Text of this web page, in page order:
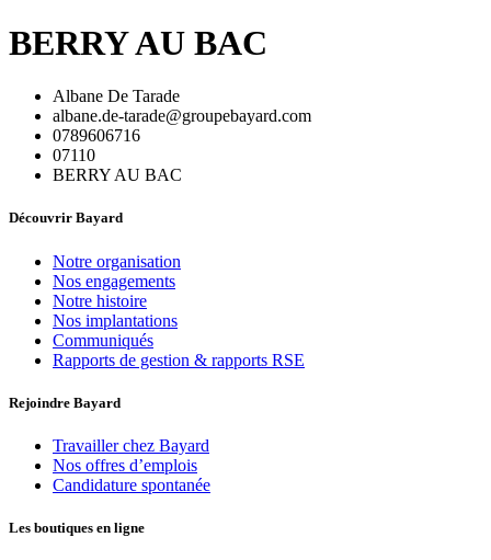
BERRY AU BAC
Albane De Tarade
albane.de-tarade@groupebayard.com
0789606716
07110
BERRY AU BAC
Découvrir Bayard
Notre organisation
Nos engagements
Notre histoire
Nos implantations
Communiqués
Rapports de gestion & rapports RSE
Rejoindre Bayard
Travailler chez Bayard
Nos offres d’emplois
Candidature spontanée
Les boutiques en ligne